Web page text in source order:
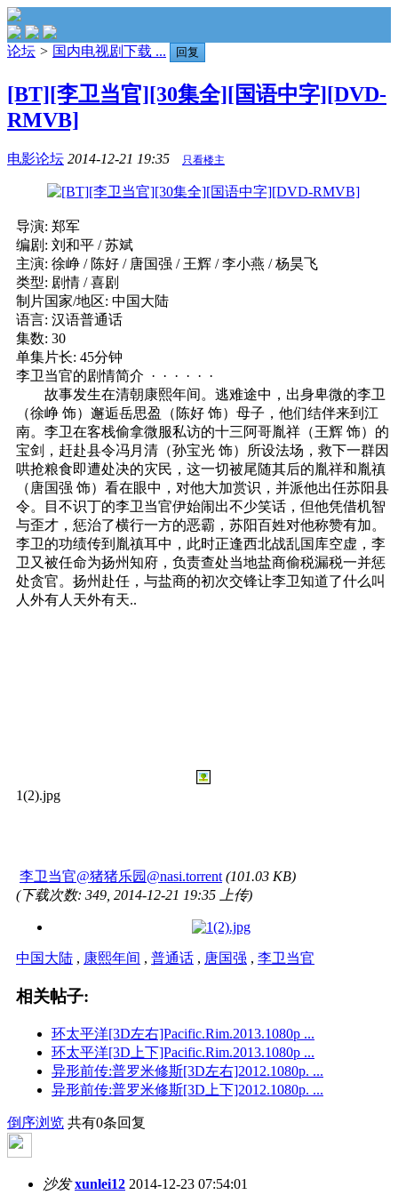
论坛 > 国内电视剧下载 ... 回复
[BT][李卫当官][30集全][国语中字][DVD-
RMVB]
电影论坛 2014-12-21 19:35 只看楼主
导演: 郑军
编剧: 刘和平 / 苏斌
主演: 徐峥 / 陈好 / 唐国强 / 王辉 / 李小燕 / 杨昊飞
类型: 剧情 / 喜剧
制片国家/地区: 中国大陆
语言: 汉语普通话
集数: 30
单集片长: 45分钟
李卫当官的剧情简介 · · · · · ·
故事发生在清朝康熙年间。逃难途中，出身卑微的李卫
（徐峥 饰）邂逅岳思盈（陈好 饰）母子，他们结伴来到江
南。李卫在客栈偷拿微服私访的十三阿哥胤祥（王辉 饰）的
宝剑，赶赴县令冯月清（孙宝光 饰）所设法场，救下一群因
哄抢粮食即遭处决的灾民，这一切被尾随其后的胤祥和胤禛
（唐国强 饰）看在眼中，对他大加赏识，并派他出任苏阳县
令。目不识丁的李卫当官伊始闹出不少笑话，但他凭借机智
与歪才，惩治了横行一方的恶霸，苏阳百姓对他称赞有加。
李卫的功绩传到胤禛耳中，此时正逢西北战乱国库空虚，李
卫又被任命为扬州知府，负责查处当地盐商偷税漏税一并惩
处贪官。扬州赴任，与盐商的初次交锋让李卫知道了什么叫
人外有人天外有天..
1(2).jpg
李卫当官@猪猪乐园@nasi.torrent (101.03 KB)
(下载次数: 349, 2014-12-21 19:35 上传)
中国大陆 , 康熙年间 , 普通话 , 唐国强 , 李卫当官
相关帖子:
环太平洋[3D左右]Pacific.Rim.2013.1080p ...
环太平洋[3D上下]Pacific.Rim.2013.1080p ...
异形前传:普罗米修斯[3D左右]2012.1080p. ...
异形前传:普罗米修斯[3D上下]2012.1080p. ...
倒序浏览 共有0条回复
沙发 xunlei12 2014-12-23 07:54:01